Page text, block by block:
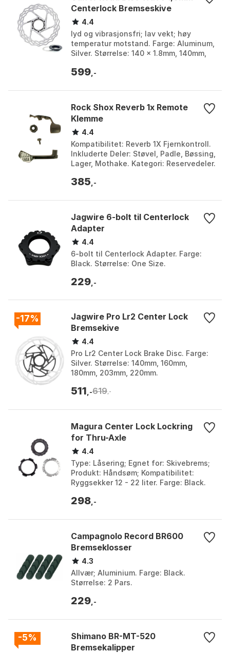
Centerlock Bremseskive
4.4
lyd og vibrasjonsfri; lav vekt; høy
temperatur motstand. Farge: Aluminum,
Silver. Størrelse: 140 x 1.8mm, 140mm,
599 ,-
Rock Shox Reverb 1x Remote
Klemme
4.4
Kompatibilitet: Reverb 1X Fjernkontroll.
Inkluderte Deler: Støvel, Padle, Bøssing,
Lager, Mothake. Kategori: Reservedeler.
S...
385 ,-
Jagwire 6-bolt til Centerlock
Adapter
4.4
6-bolt til Centerlock Adapter. Farge:
Black. Størrelse: One Size.
229 ,-
-17%
Jagwire Pro Lr2 Center Lock
Bremsekive
4.4
Pro Lr2 Center Lock Brake Disc. Farge:
Silver. Størrelse: 140mm, 160mm,
180mm, 203mm, 220mm.
511 ,-619,-
Magura Center Lock Lockring
for Thru-Axle
4.4
Type: Låsering; Egnet for: Skivebrems;
Produkt: Håndsøm; Kompatibilitet:
Ryggsekker 12 - 22 liter. Farge: Black.
298 ,-
Campagnolo Record BR600
Bremseklosser
4.3
Allvær; Aluminium. Farge: Black.
Størrelse: 2 Pars.
229 ,-
-5%
Shimano BR-MT-520
Bremsekalipper